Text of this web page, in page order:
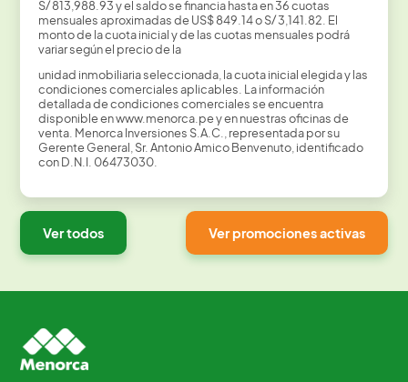
S/ 813,988.93 y el saldo se financia hasta en 36 cuotas
mensuales aproximadas de US$ 849.14 o S/ 3,141.82. El
monto de la cuota inicial y de las cuotas mensuales podrá
variar según el precio de la
unidad inmobiliaria seleccionada, la cuota inicial elegida y las
condiciones comerciales aplicables. La información
detallada de condiciones comerciales se encuentra
disponible en www.menorca.pe y en nuestras oficinas de
venta. Menorca Inversiones S.A.C., representada por su
Gerente General, Sr. Antonio Amico Benvenuto, identificado
con D.N.I. 06473030.
Ver todos Ver promociones activas